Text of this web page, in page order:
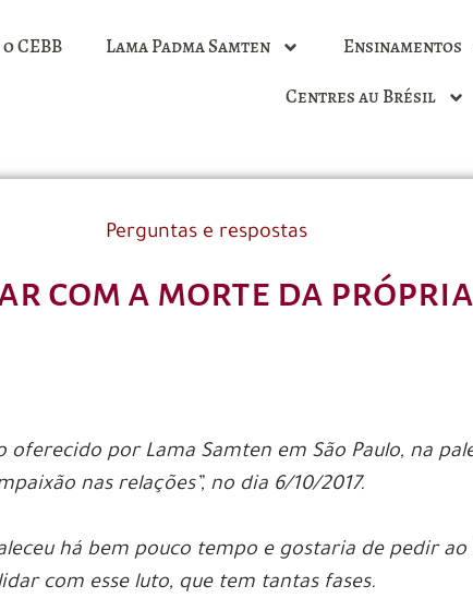
CEBB Lama Padma Samten Ensinamentos
Centres au Brésil
Perguntas e respostas
com a morte da própria
oferecido por Lama Samten em São Paulo, na
nas relações”, no dia 6/10/2017.
há bem pouco tempo e gostaria de pedir ao
com esse luto, que tem tantas fases.